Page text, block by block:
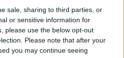
sale, sharing to third parties, or
or sensitive information for
please use the below opt-out
Please note that after your
you may continue seeing
στις
νεοφυείς επιχειρήσεις,
να προχωρήσουν στην
αιτήσεων, πάντα όμως με τη